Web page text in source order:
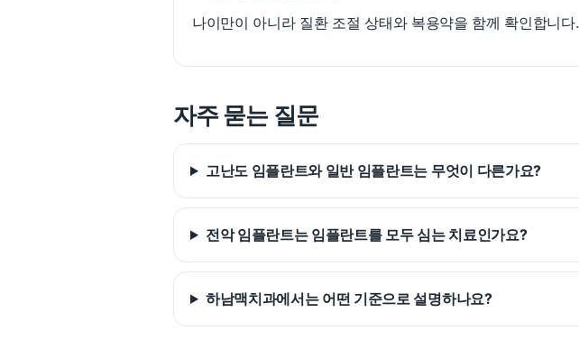
나이만이 아니라 질환 조절 상태와 복용약을 함께 확인합니다.
자주 묻는 질문
고난도 임플란트와 일반 임플란트는 무엇이 다른가요?
전악 임플란트는 임플란트를 모두 심는 치료인가요?
하남맥치과에서는 어떤 기준으로 설명하나요?